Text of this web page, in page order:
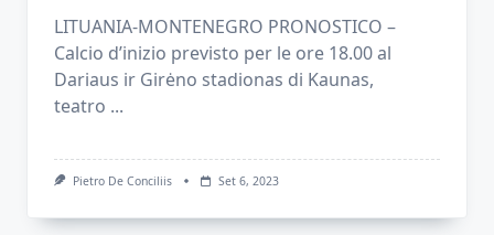
LITUANIA-MONTENEGRO PRONOSTICO –
Calcio d’inizio previsto per le ore 18.00 al
Dariaus ir Girėno stadionas di Kaunas,
teatro ...
Pietro De Conciliis Set 6, 2023